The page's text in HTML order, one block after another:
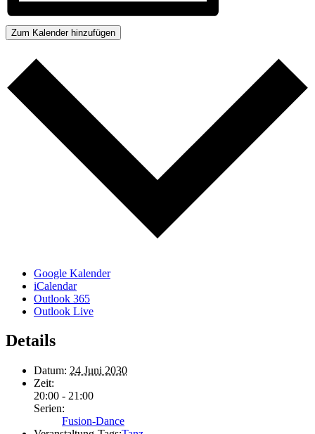
Zum Kalender hinzufügen
Google Kalender
iCalendar
Outlook 365
Outlook Live
Details
Datum: 24 Juni 2030
Zeit:
20:00 - 21:00
Serien:
Fusion-Dance